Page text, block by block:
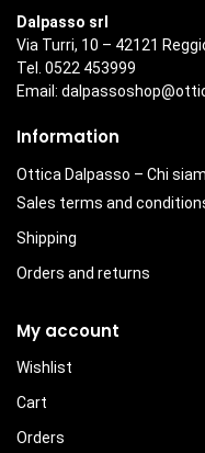
Dalpasso srl
Via Turri, 10 – 42121
Tel. 0522 453999
Email:
Information
Ottica Dalpasso – Chi
Sales terms and
Shipping
Orders and returns
My account
Wishlist
Cart
Orders